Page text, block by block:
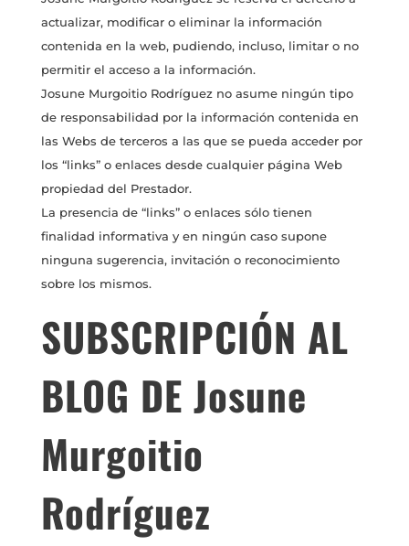
actualizar, modificar o eliminar la información
contenida en la web, pudiendo, incluso, limitar o no
permitir el acceso a la información.
Josune Murgoitio Rodríguez no asume ningún tipo
de responsabilidad por la información contenida en
las Webs de terceros a las que se pueda acceder por
los “links” o enlaces desde cualquier página Web
propiedad del Prestador.
La presencia de “links” o enlaces sólo tienen
finalidad informativa y en ningún caso supone
ninguna sugerencia, invitación o reconocimiento
sobre los mismos.
SUBSCRIPCIÓN AL
BLOG DE Josune
Murgoitio
Rodríguez